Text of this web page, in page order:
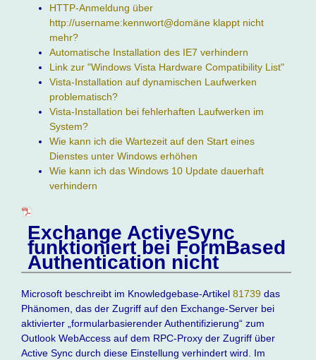
HTTP-Anmeldung über
http://username:kennwort@domäne klappt nicht
mehr?
Automatische Installation des IE7 verhindern
Link zur "Windows Vista Hardware Compatibility List"
Vista-Installation auf dynamischen Laufwerken
problematisch?
Vista-Installation bei fehlerhaften Laufwerken im
System?
Wie kann ich die Wartezeit auf den Start eines
Dienstes unter Windows erhöhen
Wie kann ich das Windows 10 Update dauerhaft
verhindern
Exchange ActiveSync
funktioniert bei FormBased
Authentication nicht
Microsoft beschreibt im Knowledgebase-Artikel81739 das
Phänomen, das der Zugriff auf den Exchange-Server bei
aktivierter „formularbasierender Authentifizierung“ zum
Outlook WebAccess auf dem RPC-Proxy der Zugriff über
Active Sync durch diese Einstellung verhindert wird. Im